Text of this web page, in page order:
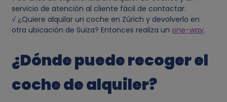
servicio de atención al cliente fácil de contactar.
√ ¿Quiere alquilar un coche en Zúrich y devolverlo en
otra ubicación de Suiza? Entonces realiza un one-way.
¿Dónde puede recoger el
coche de alquiler?
r
o
n